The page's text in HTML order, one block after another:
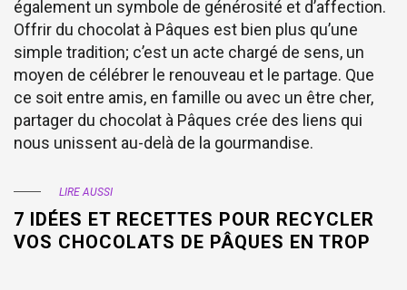
également un symbole de générosité et d’affection.
Offrir du chocolat à Pâques est bien plus qu’une
simple tradition; c’est un acte chargé de sens, un
moyen de célébrer le renouveau et le partage. Que
ce soit entre amis, en famille ou avec un être cher,
partager du chocolat à Pâques crée des liens qui
nous unissent au-delà de la gourmandise.
LIRE AUSSI
7 IDÉES ET RECETTES POUR RECYCLER
VOS CHOCOLATS DE PÂQUES EN TROP